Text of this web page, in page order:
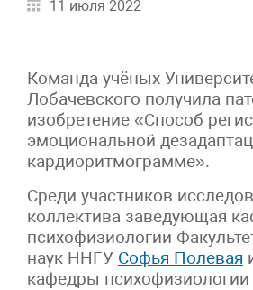
11 июля 2022
Команда учёных
Лобачевского получила
изобретение «Способ
эмоциональной
кардиоритмограмме».
Среди участников
коллектива заведующая
психофизиологии
наук ННГУ Софья Полевая
кафедры психофизиологии